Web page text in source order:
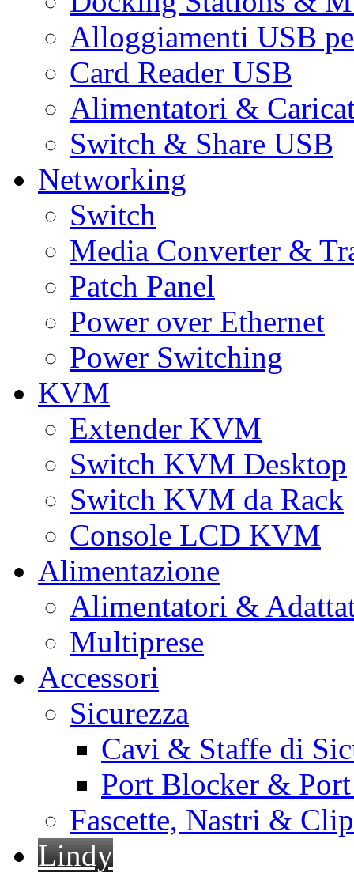
Alloggiamenti USB
Card Reader USB
Alimentatori &
Switch & Share USB
Networking
Switch
Media Converter &
Patch Panel
Power over Ethernet
Power Switching
KVM
Extender KVM
Switch KVM Desktop
Switch KVM da Rack
Console LCD KVM
Alimentazione
Alimentatori &
Multiprese
Accessori
Sicurezza
Cavi & Staffe di
Port Blocker &
Fascette, Nastri &
Lindy